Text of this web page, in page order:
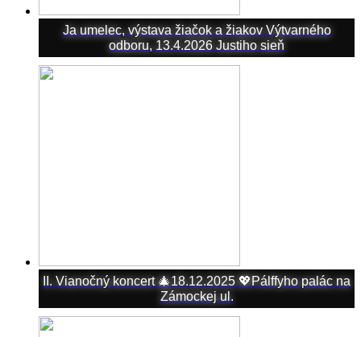
Ja umelec, výstava žiačok a žiakov Výtvarného
odboru, 13.4.2026 Justiho sieň
II. Vianočný koncert 🎄18.12.2025 💖Pálffyho palác na
Zámockej ul.